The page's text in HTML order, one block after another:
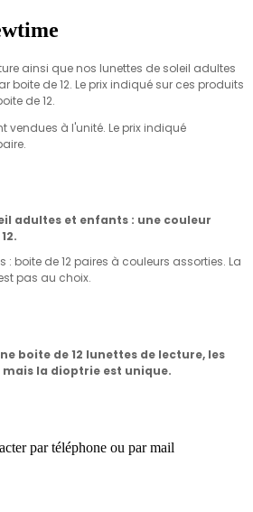
ainsi que nos lunettes de soleil adultes
boite de 12. Le prix indiqué sur ces produits
de 12.
vendues à l'unité. Le prix indiqué
adultes et enfants : une couleur
: boite de 12 paires à couleurs assorties. La
pas au choix.
boite de 12 lunettes de lecture, les
mais la dioptrie est unique.
par téléphone ou par mail